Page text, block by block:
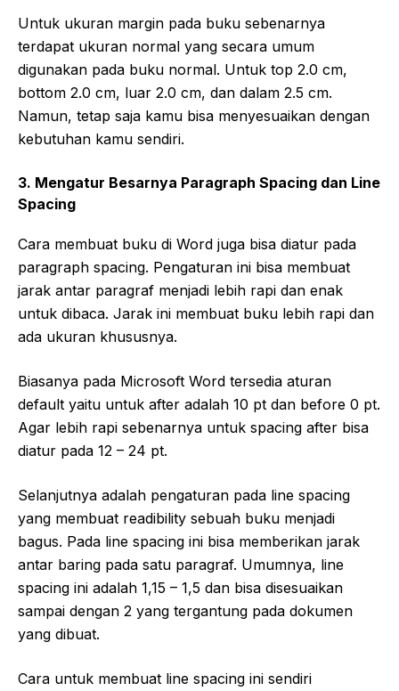
Untuk ukuran margin pada buku sebenarnya
terdapat ukuran normal yang secara umum
digunakan pada buku normal. Untuk top 2.0 cm,
bottom 2.0 cm, luar 2.0 cm, dan dalam 2.5 cm.
Namun, tetap saja kamu bisa menyesuaikan dengan
kebutuhan kamu sendiri.
3. Mengatur Besarnya Paragraph Spacing dan Line
Spacing
Cara membuat buku di Word juga bisa diatur pada
paragraph spacing. Pengaturan ini bisa membuat
jarak antar paragraf menjadi lebih rapi dan enak
untuk dibaca. Jarak ini membuat buku lebih rapi dan
ada ukuran khususnya.
Biasanya pada Microsoft Word tersedia aturan
default yaitu untuk after adalah 10 pt dan before 0 pt.
Agar lebih rapi sebenarnya untuk spacing after bisa
diatur pada 12 – 24 pt.
Selanjutnya adalah pengaturan pada line spacing
yang membuat readibility sebuah buku menjadi
bagus. Pada line spacing ini bisa memberikan jarak
antar baring pada satu paragraf. Umumnya, line
spacing ini adalah 1,15 – 1,5 dan bisa disesuaikan
sampai dengan 2 yang tergantung pada dokumen
yang dibuat.
Cara untuk membuat line spacing ini sendiri